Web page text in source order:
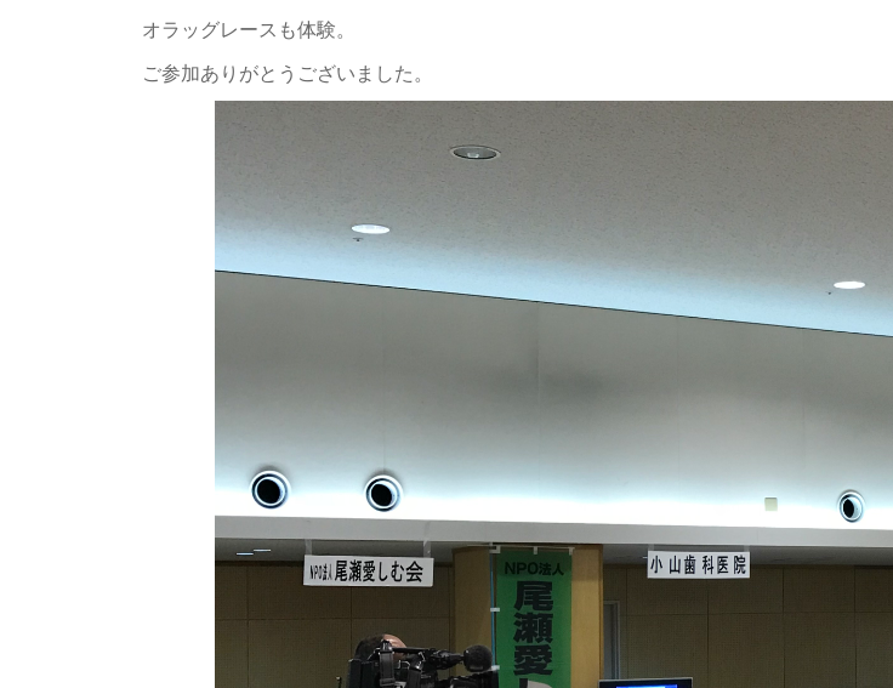
オラッグレースも体験。
ご参加ありがとうございました。